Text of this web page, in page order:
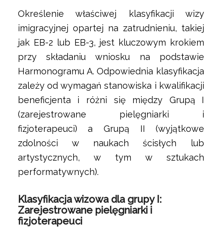
Określenie właściwej klasyfikacji wizy
imigracyjnej opartej na zatrudnieniu, takiej
jak EB-2 lub EB-3, jest kluczowym krokiem
przy składaniu wniosku na podstawie
Harmonogramu A. Odpowiednia klasyfikacja
zależy od wymagań stanowiska i kwalifikacji
beneficjenta i różni się między Grupą I
(zarejestrowane pielęgniarki i
fizjoterapeuci) a Grupą II (wyjątkowe
zdolności w naukach ścisłych lub
artystycznych, w tym w sztukach
performatywnych).
Klasyfikacja wizowa dla grupy I:
Zarejestrowane pielęgniarki i
fizjoterapeuci